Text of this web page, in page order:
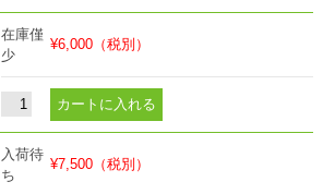
在庫僅
少
¥6,000 （税別）
入荷待
ち
¥7,500 （税別）